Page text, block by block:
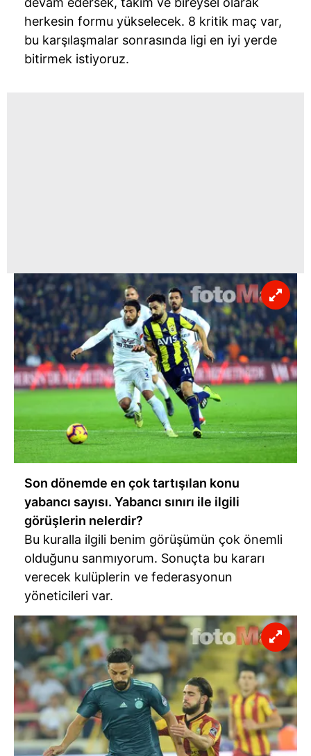
herkesin formu yükselecek. 8 kritik maç var,
bu karşılaşmalar sonrasında ligi en iyi yerde
bitirmek istiyoruz.
Son dönemde en çok tartışılan konu
yabancı sayısı. Yabancı sınırı ile ilgili
görüşlerin nelerdir?
Bu kuralla ilgili benim görüşümün çok önemli
olduğunu sanmıyorum. Sonuçta bu kararı
verecek kulüplerin ve federasyonun
yöneticileri var.